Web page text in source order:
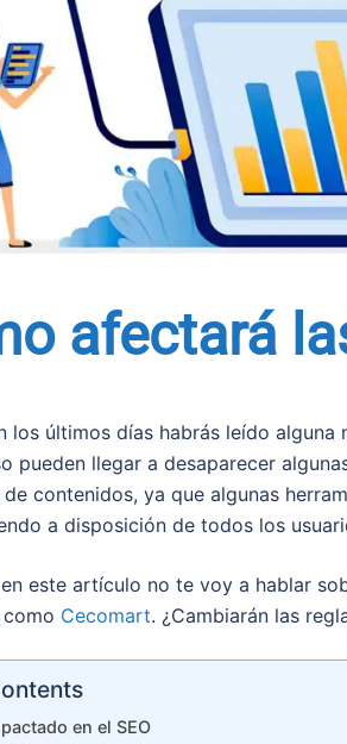
afectará
los últimos días habrás leído
pueden llegar a desaparecer
contenidos, ya que algunas
a disposición de todos los
este artículo no te voy a hablar
Cecomart. ¿Cambiarán las
en el SEO